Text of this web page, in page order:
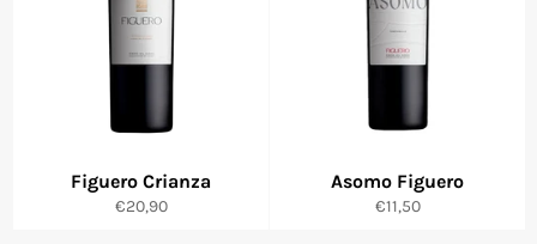
Figuero Crianza
Precio
€20,90
Asomo Figuero
Precio
€11,50